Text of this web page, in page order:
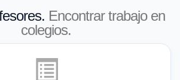
Encontrar trabajo en
colegios.